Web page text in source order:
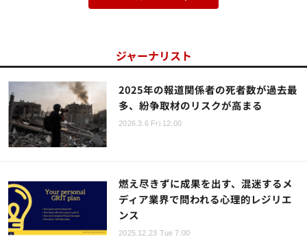
ジャーナリスト
2025年の報道関係者の死者数が過去最
多、紛争取材のリスクが高まる
2026.3.6 Fri 12:00
燃え尽きずに成果を出す、混迷するメ
ディア業界で問われる心理的レジリエ
ンス
2025.12.23 Tue 7:00